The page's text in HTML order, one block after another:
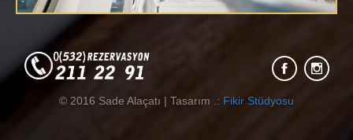
© 2016 Sade Alaçatı | Tasarım .: Fikir Stüdyosu